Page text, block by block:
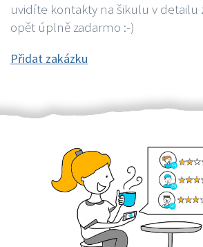
uvidíte kontakty na šikulu v detailu
opět úplně zadarmo :-)
Přidat zakázku